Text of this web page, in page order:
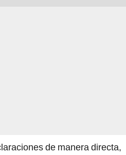
de manera directa,